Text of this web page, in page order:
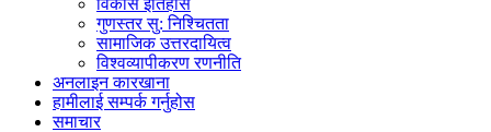
विकास इतिहास
गुणस्तर सु: निश्चितता
सामाजिक उत्तरदायित्व
विश्वव्यापीकरण रणनीति
अनलाइन कारखाना
हामीलाई सम्पर्क गर्नुहोस
समाचार